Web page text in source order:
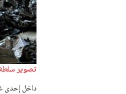
تصوير سلطة
داخل إحدى